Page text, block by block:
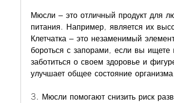
Мюсли – это отличный продукт для
питания. Например, является их
Клетчатка – это незаменимый
бороться с запорами, если вы
заботиться о своем здоровье и
улучшает общее состояние
3. Мюсли помогают снизить риск